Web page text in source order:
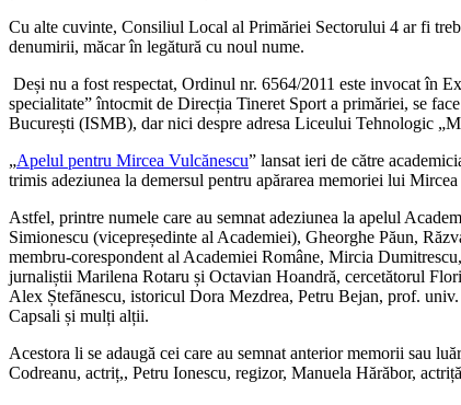
Cu alte cuvinte, Consiliul Local al Primăriei Sectorului 4 ar fi
denumirii, măcar în legătură cu noul nume.
Deși nu a fost respectat, Ordinul nr. 6564/2011 este invocat în
specialitate” întocmit de Direcția Tineret Sport a primăriei, se
București (ISMB), dar nici despre adresa Liceului Tehnologic
„Apelul pentru Mircea Vulcănescu” lansat ieri de către
trimis adeziunea la demersul pentru apărarea memoriei lui
Astfel, printre numele care au semnat adeziunea la apelul
Simionescu (vicepreședinte al Academiei), Gheorghe Păun,
membru-corespondent al Academiei Române, Mircia
jurnaliștii Marilena Rotaru și Octavian Hoandră, cercetătorul
Alex Ștefănescu, istoricul Dora Mezdrea, Petru Bejan, prof.
Capsali și mulți alții.
Acestora li se adaugă cei care au semnat anterior memorii sau
Codreanu, actriț,, Petru Ionescu, regizor, Manuela Hărăbor,